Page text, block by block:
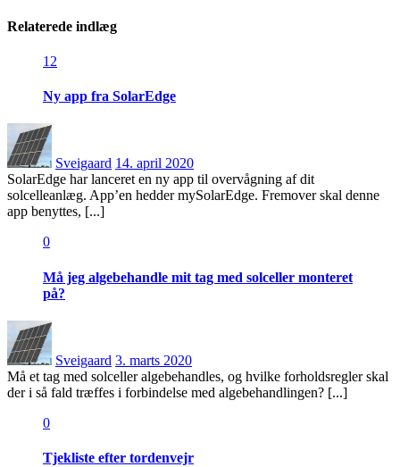
Relaterede indlæg
12
Ny app fra SolarEdge
Sveigaard 14. april 2020
SolarEdge har lanceret en ny app til overvågning af dit
solcelleanlæg. App’en hedder mySolarEdge. Fremover skal denne
app benyttes, [...]
0
Må jeg algebehandle mit tag med solceller monteret
på?
Sveigaard 3. marts 2020
Må et tag med solceller algebehandles, og hvilke forholdsregler skal
der i så fald træffes i forbindelse med algebehandlingen? [...]
0
Tjekliste efter tordenvejr